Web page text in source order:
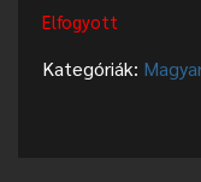
Elfogyott
Kategóriák: